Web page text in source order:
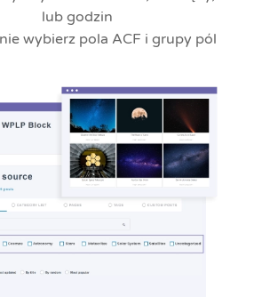
lub godzin
wybierz pola ACF i grupy pól